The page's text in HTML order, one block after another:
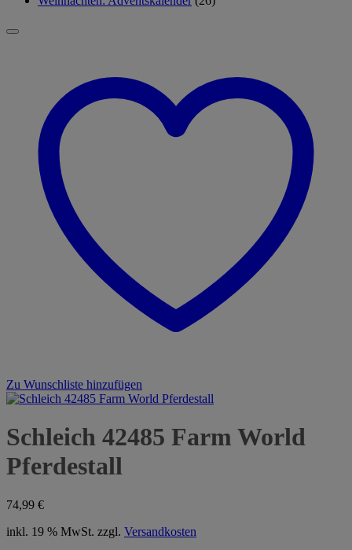
Zu Wunschliste hinzufügen
Schleich 42485 Farm World
Pferdestall
74,99 €
inkl. 19 % MwSt. zzgl. Versandkosten